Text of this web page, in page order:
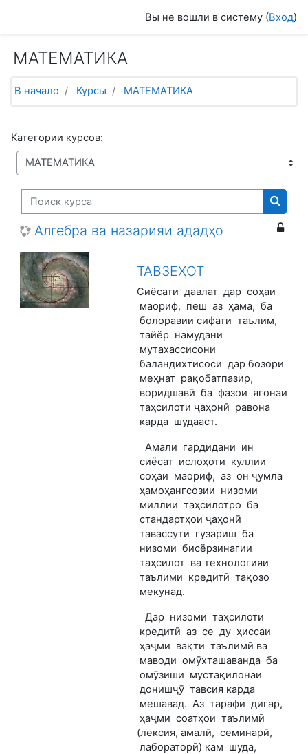
Вы не вошли в систему (Вход)
МАТЕМАТИКА
В начало Курсы МАТЕМАТИКА
Категории курсов:
Поиск курса
Поиск
Алгебра ва назарияи ададҳо
ТАВЗЕҲОТ
Сиёсати давлат дар соҳаи
маориф, пеш аз ҳама, ба
болоравии сифати таълим,
тайёр намудани
мутахассисони
баландихтисоси дар бозори
меҳнат рақобатпазир,
воридшавӣ ба фазои ягонаи
таҳсилоти ҷаҳонӣ равона
карда шудааст.
Амали гардидани ин
сиёсат ислоҳоти куллии
соҳаи маориф, аз он ҷумла
ҳамоҳангсозии низоми
миллии таҳсилотро ба
стандартҳои ҷаҳонӣ
тавассути гузариш ба
низоми бисёрзинагии
таҳсилот ва технологияи
таълими кредитӣ тақозо
мекунад.
Дар низоми таҳсилоти
кредитӣ аз се ду ҳиссаи
ҳаҷми вақти таълимӣ ва
маводи омӯхташаванда ба
омӯзиши мустақилонаи
донишҷӯ тавсия карда
мешавад. Аз тарафи дигар,
ҳаҷми соатҳои таълимӣ
(лексия, амалӣ, семинарӣ,
лабораторӣ) кам шуда,